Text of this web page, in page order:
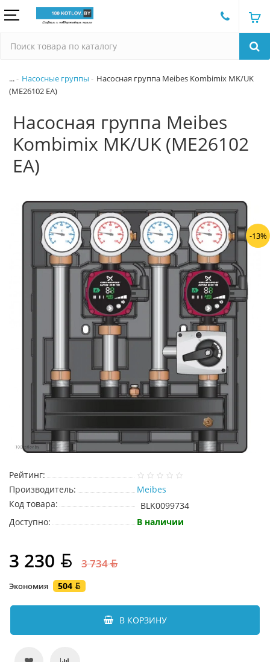
... Насосные группы
Насосная группа Meibes Kombimix MK/UK
(МЕ26102 ЕА)
Насосная группа Meibes
Kombimix MK/UK (МЕ26102
ЕА)
-13%
Рейтинг:
Производитель:
Meibes
Код товара:
BLK0099734
Доступно:
В наличии
3 230 3 734
Экономия 504
В КОРЗИНУ